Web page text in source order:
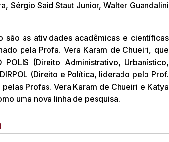
Sérgio Said Staut Junior, Walter Guandalini
as atividades acadêmicas e científicas
pela Profa. Vera Karam de Chueiri, que
(Direito Administrativo, Urbanístico,
(Direito e Política, liderado pelo Prof.
Profas. Vera Karam de Chueiri e Katya
uma nova linha de pesquisa.